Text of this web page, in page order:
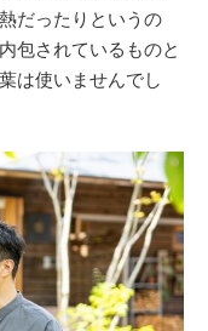
だったりというの
包されているものと
は使いませんでし